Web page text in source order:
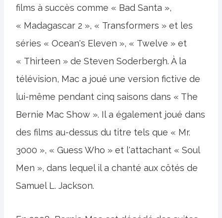
films à succès comme « Bad Santa »,
« Madagascar 2 », « Transformers » et les
séries « Ocean's Eleven », « Twelve » et
« Thirteen » de Steven Soderbergh. À la
télévision, Mac a joué une version fictive de
lui-même pendant cinq saisons dans « The
Bernie Mac Show ». Il a également joué dans
des films au-dessus du titre tels que « Mr.
3000 », « Guess Who » et l'attachant « Soul
Men », dans lequel il a chanté aux côtés de
Samuel L. Jackson.